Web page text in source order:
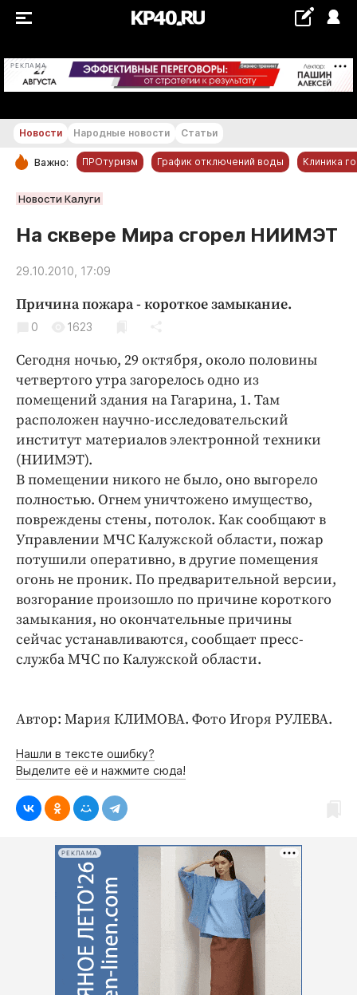
РЕКЛАМА +22...+23 °С
РУБРИКИ
Новости компаний
Статьи
Авто и транспорт
Криминал
Культура
Недвижимость и ЖКХ
Образование
Общество
Погода
Происшествия
Спорт
Экономика и бизнес
ПРОЕКТЫ
Блоги
Интересное чтиво
Бренд года
Новости Народные новости Статьи
Важно: ПРОтуризм График отключений воды Клиника
Новости Калуги
На сквере Мира сгорел НИИМЭТ
29.10.2010, 17:09
Причина пожара - короткое замыкание.
0 1623
Сегодня ночью, 29 октября, около половины
четвертого утра загорелось одно из
помещений здания на Гагарина, 1. Там
расположен научно-исследовательский
институт материалов электронной техники
(НИИМЭТ).
В помещении никого не было, оно выгорело
полностью. Огнем уничтожено имущество,
повреждены стены, потолок. Как сообщают в
Управлении МЧС Калужской области, пожар
потушили оперативно, в другие помещения
огонь не проник. По предварительной версии,
возгорание произошло по причине короткого
замыкания, но окончательные причины
сейчас устанавливаются, сообщает пресс-
служба МЧС по Калужской области.
Автор: Мария КЛИМОВА. Фото Игоря РУЛЕВА.
Нашли в тексте ошибку?
Выделите её и нажмите сюда!
РЕКЛАМА